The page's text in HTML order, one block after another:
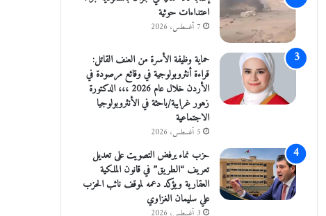
اعتداءات حوثية
7 أغسطس، 2026
حماية وظيفة الأسرة من العنف القاتل:
قراءة أنثروبولوجية في وقائع مرصودة في
الأردن خلال عام 2026 ،،، الدكتورة
زهور غرايبة/باحثة في الأنثروبولوجيا
الاجتماعية
5 أغسطس، 2026
حزب نماء يرفض التصويت على تعديل
تعريف “الطريق” في قانون الملكية
العقارية ويؤكد دعمه لموقف نائب الحزب
علي سليمان الغزاوي